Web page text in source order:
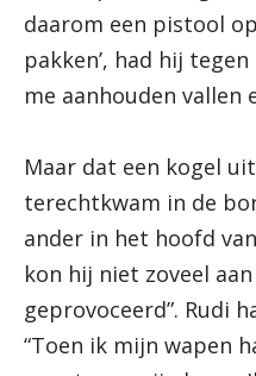
daarom een pistool
pakken’, had hij
me aanhouden vallen
Maar dat een kogel
terechtkwam in de
ander in het hoofd
kon hij niet zoveel
geprovoceerd”. Rudi
“Toen ik mijn wapen